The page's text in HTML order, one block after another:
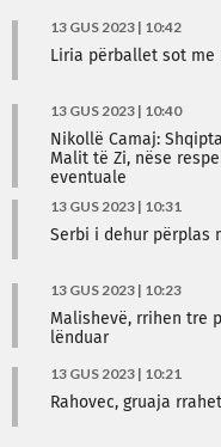
13 GUS 2023 | 10:42
Liria përballet sot me
13 GUS 2023 | 10:40
Nikollë Camaj:
Malit të Zi, nëse
eventuale
13 GUS 2023 | 10:31
Serbi i dehur përplas
13 GUS 2023 | 10:23
Malishevë, rrihen tre
lënduar
13 GUS 2023 | 10:21
Rahovec, gruaja